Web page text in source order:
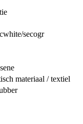
secogr
materiaal / textiel